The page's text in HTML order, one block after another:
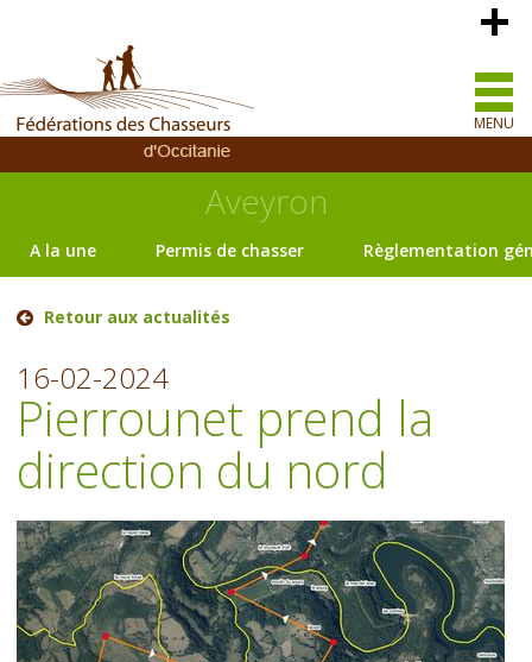
MENU
Aveyron
A la une Permis de chasser Règlementation
Retour aux actualités
16-02-2024
Pierrounet prend la
direction du nord